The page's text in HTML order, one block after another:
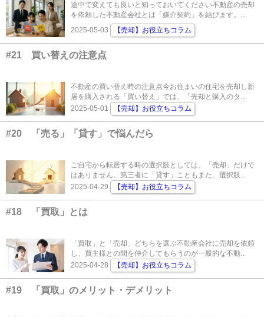
途中で変えても良いと知っておいてください不動産の売却
を依頼した不動産会社とは「媒介契約」を結びます。...
2025-05-03
【売却】お役立ちコラム
#21 買い替えの注意点
不動産の買い替え時の注意点今お住まいの住宅を売却し新
居を購入される「買い替え」では、「売却と購入のタ...
2025-05-01
【売却】お役立ちコラム
#20 「売る」「貸す」で悩んだら
ご自宅から転居する時の選択肢としては、「売却」だけで
はありません。第三者に「貸す」こともまた、選択肢...
2025-04-29
【売却】お役立ちコラム
#18 「買取」とは
「買取」と「売却」どちらを選ぶ不動産会社に売却を依頼
し、買主様との間を仲介してもらうのが一般的な不動...
2025-04-28
【売却】お役立ちコラム
#19 「買取」のメリット・デメリット